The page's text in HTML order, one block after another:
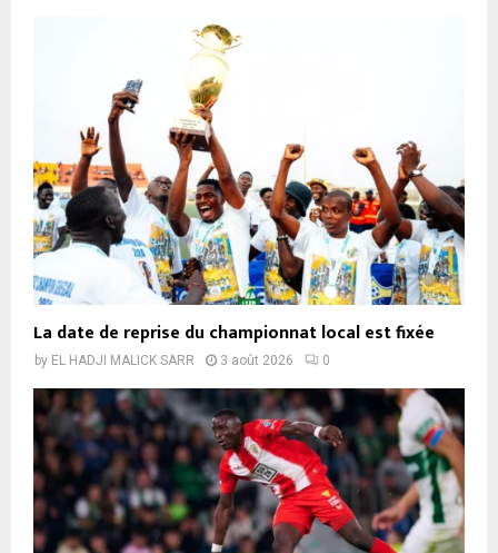
La date de reprise du championnat local est fixée
by EL HADJI MALICK SARR 3 août 2026 0